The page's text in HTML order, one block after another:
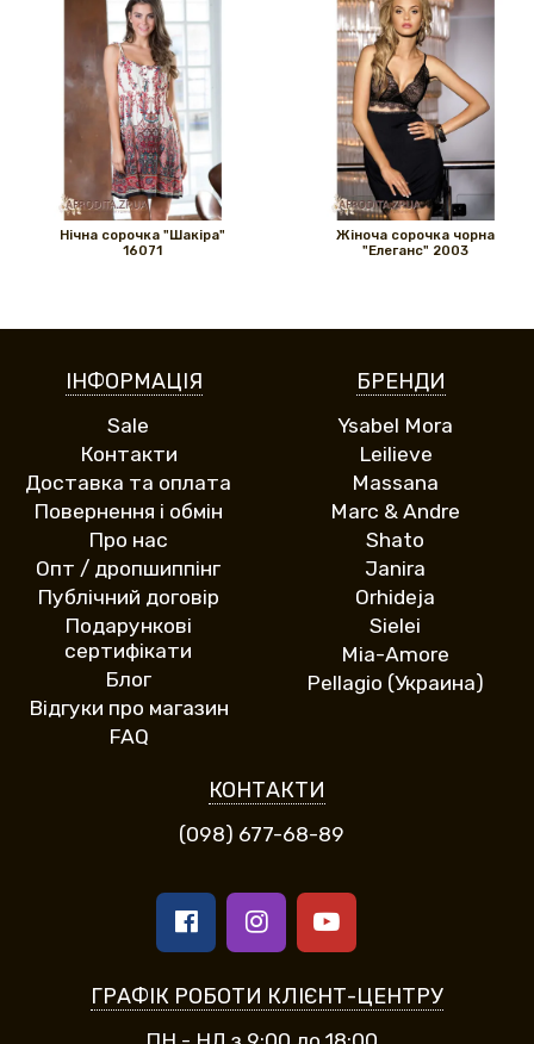
Нічна сорочка "Шакіра"
16071
Жіноча сорочка чорна
"Елеганс" 2003
ІНФОРМАЦІЯ
Sale
Контакти
Доставка та оплата
Повернення і обмін
Про нас
Опт / дропшиппінг
Публічний договір
Подарункові
сертифікати
Блог
Відгуки про магазин
FAQ
БРЕНДИ
Ysabel Mora
Leilieve
Massana
Marc & Andre
Shato
Janira
Orhideja
Sielei
Mia-Amore
Pellagio (Украина)
КОНТАКТИ
(098) 677-68-89
ГРАФІК РОБОТИ КЛІЄНТ-ЦЕНТРУ